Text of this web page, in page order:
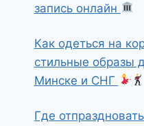
запись онлайн
Как одеться на
стильные образы
Минске и СНГ
Где